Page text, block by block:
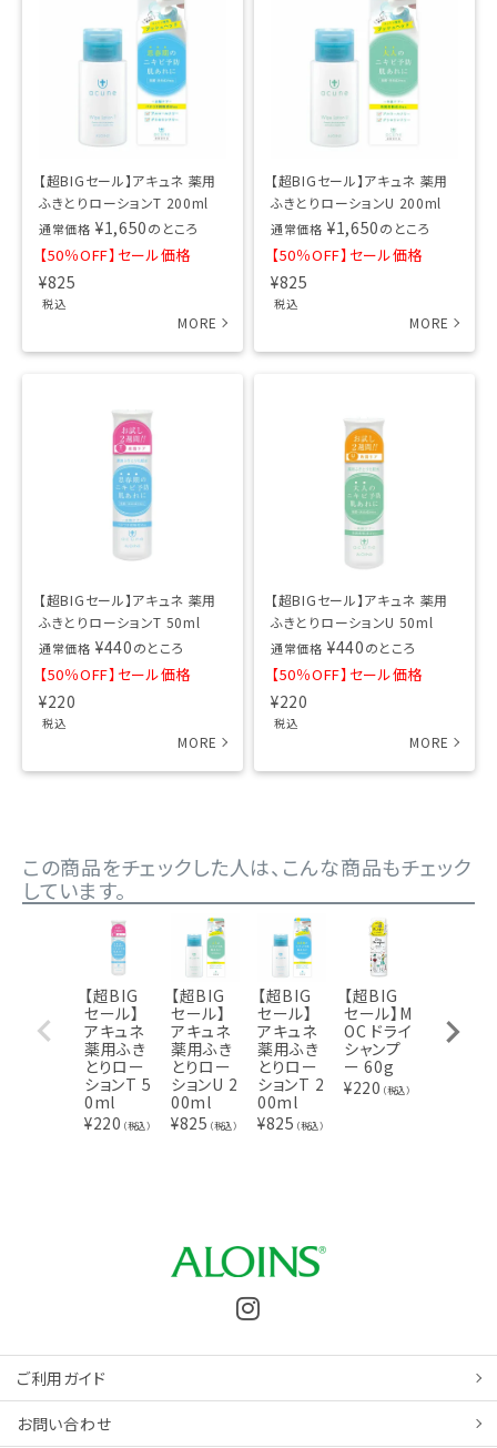
【超BIGセール】アキュネ 薬用
ふきとりローションT 200ml
通常価格 ¥1,650のところ
【50％OFF】セール価格
¥825
税込
【超BIGセール】アキュネ 薬用
ふきとりローションU 200ml
通常価格 ¥1,650のところ
【50％OFF】セール価格
¥825
税込
【超BIGセール】アキュネ 薬用
ふきとりローションT 50ml
通常価格 ¥440のところ
【50％OFF】セール価格
¥220
税込
【超BIGセール】アキュネ 薬用
ふきとりローションU 50ml
通常価格 ¥440のところ
【50％OFF】セール価格
¥220
税込
この商品をチェックした人は、こんな商品もチェック
しています。
【超BIG
セール】
アキュネ
薬用ふき
とりロー
ションT 5
0ml
¥220 （税込）
【超BIG
セール】
アキュネ
薬用ふき
とりロー
ションU 2
00ml
¥825 （税込）
【超BIG
セール】
アキュネ
薬用ふき
とりロー
ションT 2
00ml
¥825 （税込）
【超BIG
セール】M
OC ドライ
シャンプ
ー 60g
¥220 （税込）
アロエメ
イド 発酵
ご利用ガイド
お問い合わせ